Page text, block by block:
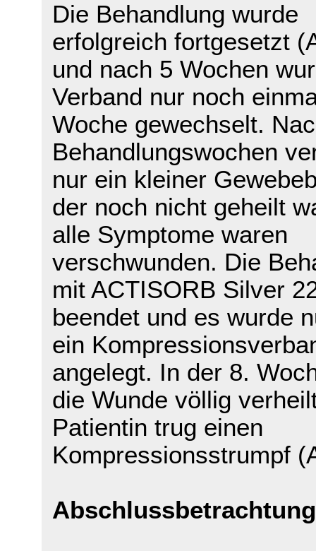
Die Behandlung wurde
erfolgreich fortgesetzt
und nach 5 Wochen
Verband nur noch
Woche gewechselt.
Behandlungswochen
nur ein kleiner
der noch nicht geheilt
alle Symptome waren
verschwunden. Die
mit ACTISORB Silver
beendet und es wurde
ein
angelegt. In der 8.
die Wunde völlig
Patientin trug einen
Kompressionsstrumpf
Abschlussbetrachtung